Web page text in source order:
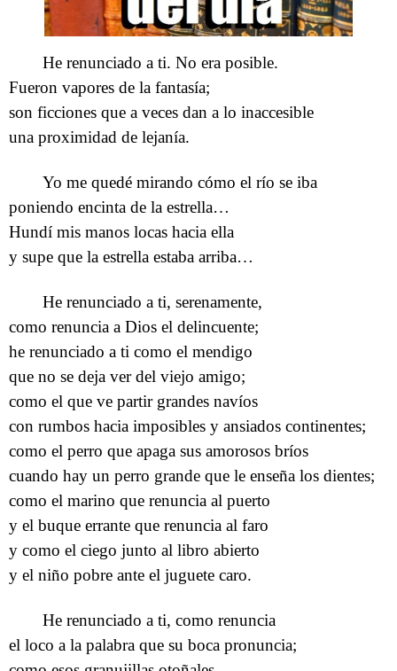
He renunciado a ti. No era posible.
Fueron vapores de la fantasía;
son ficciones que a veces dan a lo inaccesible
una proximidad de lejanía.
Yo me quedé mirando cómo el río se iba
poniendo encinta de la estrella…
Hundí mis manos locas hacia ella
y supe que la estrella estaba arriba…
He renunciado a ti, serenamente,
como renuncia a Dios el delincuente;
he renunciado a ti como el mendigo
que no se deja ver del viejo amigo;
como el que ve partir grandes navíos
con rumbos hacia imposibles y ansiados continentes;
como el perro que apaga sus amorosos bríos
cuando hay un perro grande que le enseña los dientes;
como el marino que renuncia al puerto
y el buque errante que renuncia al faro
y como el ciego junto al libro abierto
y el niño pobre ante el juguete caro.
He renunciado a ti, como renuncia
el loco a la palabra que su boca pronuncia;